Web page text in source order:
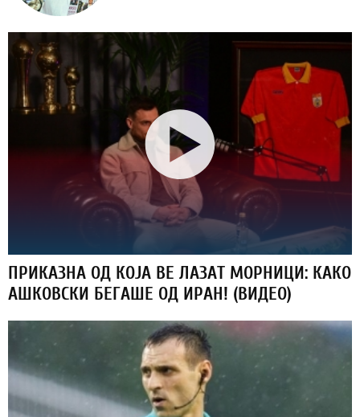
ПРИКАЗНА ОД КОЈА ВЕ ЛАЗАТ МОРНИЦИ: КАКО
АШКОВСКИ БЕГАШЕ ОД ИРАН! (ВИДЕО)